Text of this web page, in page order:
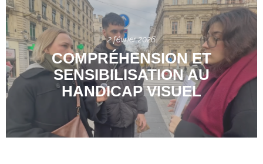
2 février 2026
COMPRÉHENSION ET
SENSIBILISATION AU
HANDICAP VISUEL